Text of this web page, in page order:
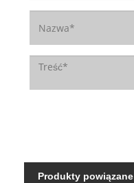
Produkty powiązane